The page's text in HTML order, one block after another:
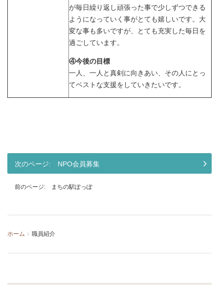
が毎日繰り返し頑張った事で少しずつできる
ようになっていく事がとても嬉しいです。大
変な事も多いですが、とても充実した毎日を
過ごしています。
④今後の目標
一人、一人と真剣に向きあい、その人にとっ
てベストな支援をしていきたいです。
NPO会員募集
まちの駅ぽっぽ
ホーム 職員紹介